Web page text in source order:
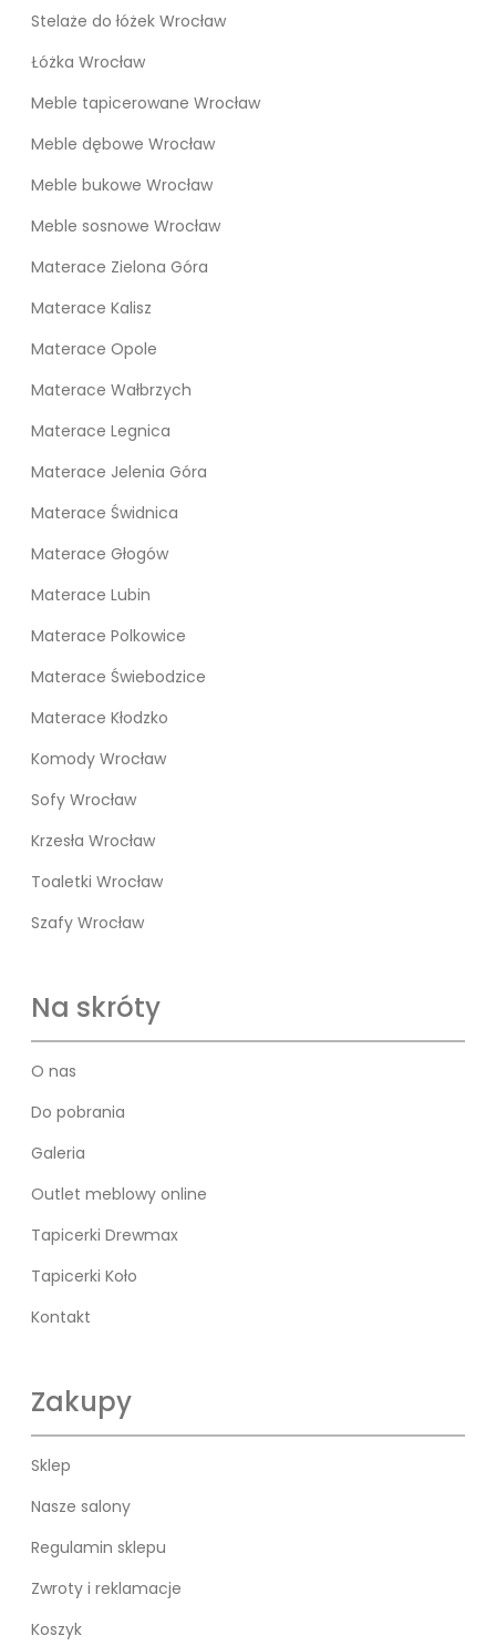
Stelaże do łóżek Wrocław
Łóżka Wrocław
Meble tapicerowane Wrocław
Meble dębowe Wrocław
Meble bukowe Wrocław
Meble sosnowe Wrocław
Materace Zielona Góra
Materace Kalisz
Materace Opole
Materace Wałbrzych
Materace Legnica
Materace Jelenia Góra
Materace Świdnica
Materace Głogów
Materace Lubin
Materace Polkowice
Materace Świebodzice
Materace Kłodzko
Komody Wrocław
Sofy Wrocław
Krzesła Wrocław
Toaletki Wrocław
Szafy Wrocław
Na skróty
O nas
Do pobrania
Galeria
Outlet meblowy online
Tapicerki Drewmax
Tapicerki Koło
Kontakt
Zakupy
Sklep
Nasze salony
Regulamin sklepu
Zwroty i reklamacje
Koszyk